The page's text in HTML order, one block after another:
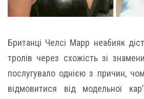
Британці Челсі Марр неабияк
тролів через схожість зі
послугувало однією з причин,
відмовитися від модельної